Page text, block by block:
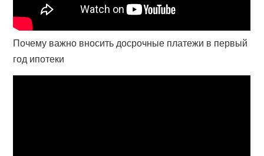
Почему важно вносить досрочные платежи в первый
год ипотеки